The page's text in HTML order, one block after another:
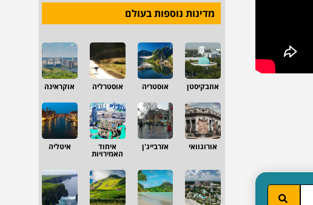
מדינות נוספות בעולם
אוזבקיסטן אוסטריה אוסטרליה אוקראינה
אורוגוואי אזרבייג'ן איחוד
האמירויות
איטליה